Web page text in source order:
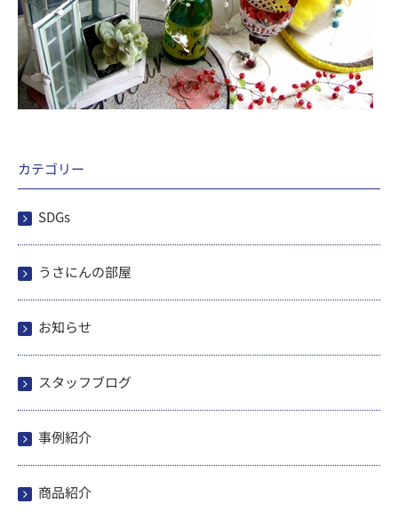
カテゴリー
SDGs
うさにんの部屋
お知らせ
スタッフブログ
事例紹介
商品紹介